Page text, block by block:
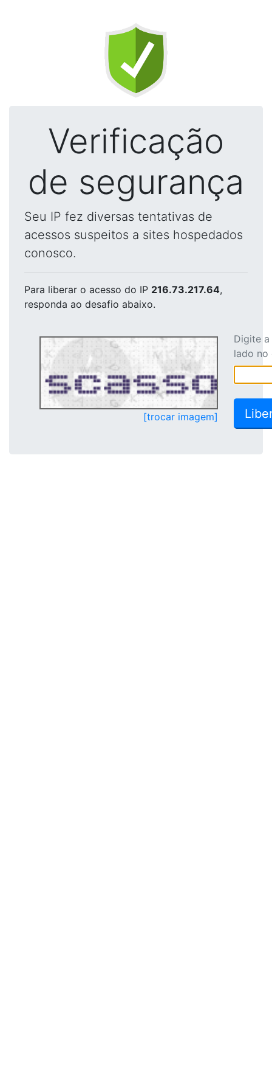
Verificação
de segurança
Seu IP fez diversas tentativas de
acessos suspeitos a sites hospedados
conosco.
Para liberar o acesso do IP 216.73.217.64,
responda ao desafio abaixo.
[trocar imagem]
Digite
lado no